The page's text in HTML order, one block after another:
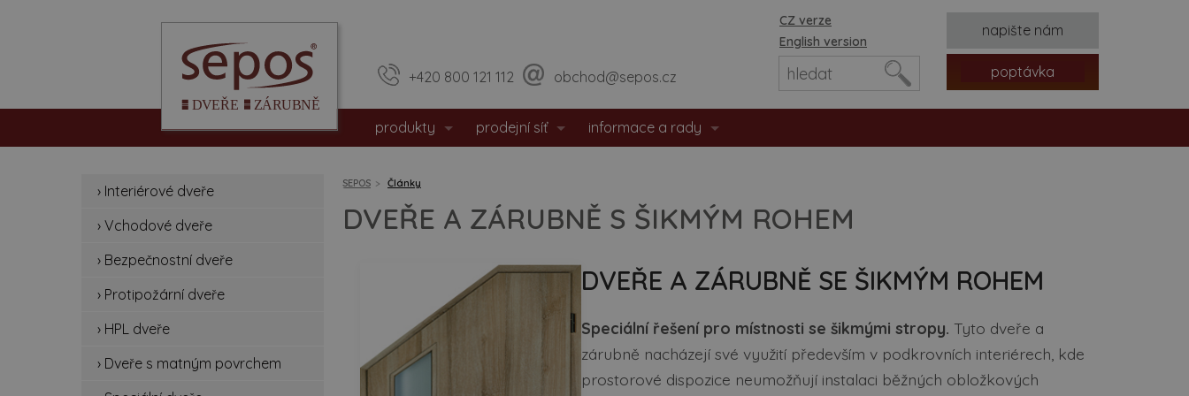
+420 800 121 112 obchod@sepos.cz
CZ verze
English version
napište nám
poptávka
produkty
vchodové dveře
protipožární dveře
hpl dveře
dveře s matným povrchem
prodejní síť
sídlo firmy
informace a rady
události / aktuality
montážní návody
doporučené rozměry staveb. otvorů
certifikáty / prohlášení
SEPOS Články
DVEŘE A ZÁRUBNĚ S ŠIKMÝM ROHEM
DVEŘE A ZÁRUBNĚ SE ŠIKMÝM ROHEM
Speciální řešení pro místnosti se šikmými stropy. Tyto dveře a
zárubně nacházejí své využití především v podkrovních interiérech, kde
prostorové dispozice neumožňují instalaci běžných obložkových
› Interiérové dveře
› Vchodové dveře
› Bezpečnostní dveře
› Protipožární dveře
› HPL dveře
› Dveře s matným povrchem